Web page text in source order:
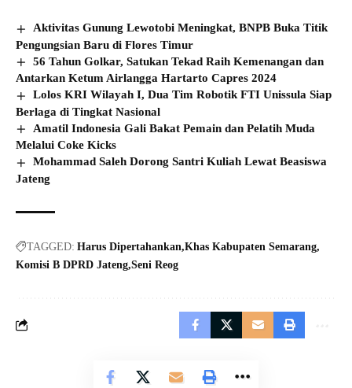
Aktivitas Gunung Lewotobi Meningkat, BNPB Buka Titik
Pengungsian Baru di Flores Timur
56 Tahun Golkar, Satukan Tekad Raih Kemenangan dan
Antarkan Ketum Airlangga Hartarto Capres 2024
Lolos KRI Wilayah I, Dua Tim Robotik FTI Unissula Siap
Berlaga di Tingkat Nasional
Amatil Indonesia Gali Bakat Pemain dan Pelatih Muda
Melalui Coke Kicks
Mohammad Saleh Dorong Santri Kuliah Lewat Beasiswa
Jateng
TAGGED: Harus Dipertahankan Khas Kabupaten Semarang
Komisi B DPRD Jateng Seni Reog
© jatengdaily.com. All Rights Reserved.